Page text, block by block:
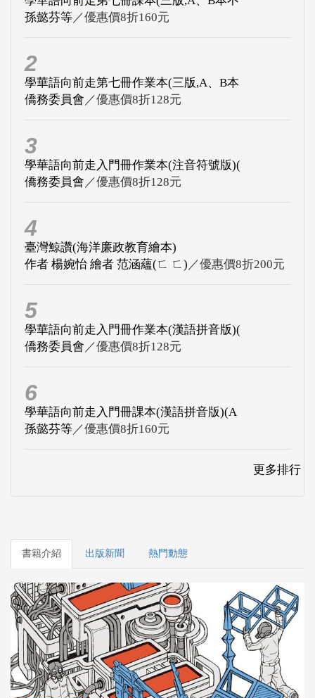
孫懿芬等／優惠價8折160元
2
學華語向前走第七冊作業本(三版,A、B本
僑務委員會 ／優惠價8折128元
3
學華語向前走入門冊作業本(注音符號版)(
僑務委員會 ／優惠價8折128元
4
臺灣鯨讚(海洋廉政教育繪本)
作者 楊婉怡 繪者 范涵蘊(ㄈ ㄈ) ／優惠價8折200元
5
學華語向前走入門冊作業本(漢語拼音版)(
僑務委員會 ／優惠價8折128元
6
學華語向前走入門冊課本(漢語拼音版)(A
孫懿芬等／優惠價8折160元
更多排行
書籍介紹 出版新聞 熱門動態